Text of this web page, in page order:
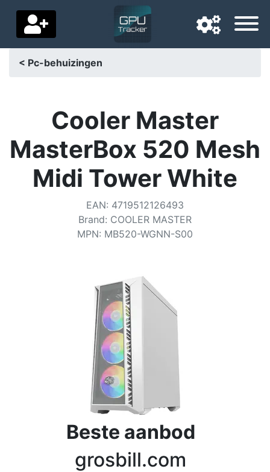
Favoriete bezorgland
Startpagina
Prijs daalt
Instellingen
< Pc-behuizingen
Cooler Master
MasterBox 520 Mesh
Midi Tower White
EAN: 4719512126493
Brand: COOLER MASTER
MPN: MB520-WGNN-S00
Beste aanbod
grosbill.com